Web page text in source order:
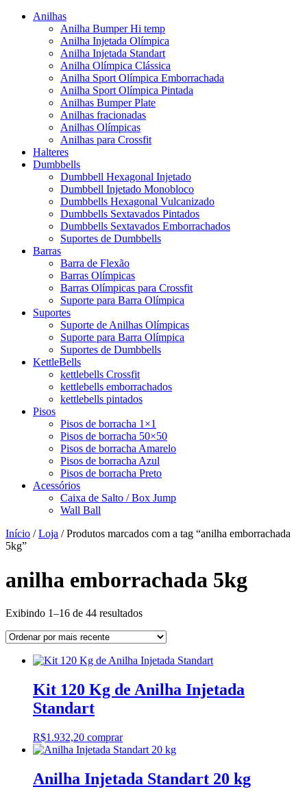
Anilhas
Anilha Bumper Hi temp
Anilha Injetada Olímpica
Anilha Injetada Standart
Anilha Olímpica Clássica
Anilha Sport Olímpica Emborrachada
Anilha Sport Olímpica Pintada
Anilhas Bumper Plate
Anilhas fracionadas
Anilhas Olímpicas
Anilhas para Crossfit
Halteres
Dumbbells
Dumbbell Hexagonal Injetado
Dumbbell Injetado Monobloco
Dumbbells Hexagonal Vulcanizado
Dumbbells Sextavados Pintados
Dumbbells Sextavados Emborrachados
Suportes de Dumbbells
Barras
Barra de Flexão
Barras Olímpicas
Barras Olímpicas para Crossfit
Suporte para Barra Olímpica
Suportes
Suporte de Anilhas Olímpicas
Suporte para Barra Olímpica
Suportes de Dumbbells
KettleBells
kettlebells Crossfit
kettlebells emborrachados
kettlebells pintados
Pisos
Pisos de borracha 1×1
Pisos de borracha 50×50
Pisos de borracha Amarelo
Pisos de borracha Azul
Pisos de borracha Preto
Acessórios
Caixa de Salto / Box Jump
Wall Ball
Início /Loja / Produtos marcados com a tag “anilha emborrachada
5kg”
anilha emborrachada 5kg
Exibindo 1–16 de 44 resultadosClassificado
mais
Kit 120 Kg de Anilha Injetada
Standart
R$1.932,20 comprar
Anilha Injetada Standart 20 kg